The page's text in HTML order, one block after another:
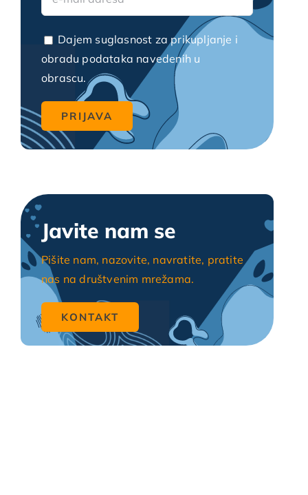
Dajem suglasnost za prikupljanje i
obradu podataka navedenih u
obrascu.
Javite nam se
Pišite nam, nazovite, navratite, pratite
nas na društvenim mrežama.
KONTAKT